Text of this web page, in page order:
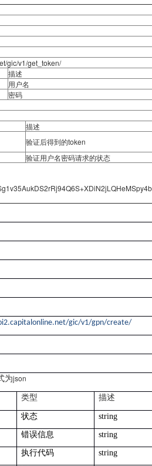
gic/v1/get_token/
描述
用户名
密码
描述
验证后得到的token
验证用户名密码请求的状态
gic/v1/gpn/create/
为json
类型 描述
状态 string
错误信息 string
执行代码 string